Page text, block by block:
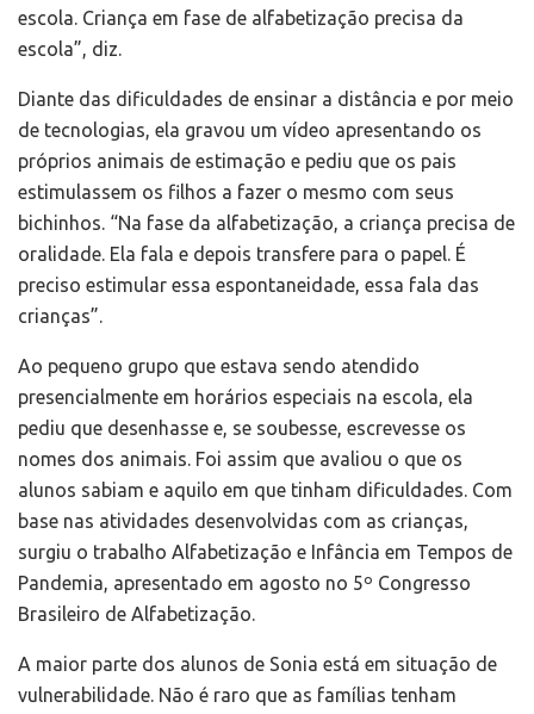
escola. Criança em fase de alfabetização precisa da
escola”, diz.
Diante das dificuldades de ensinar a distância e por meio
de tecnologias, ela gravou um vídeo apresentando os
próprios animais de estimação e pediu que os pais
estimulassem os filhos a fazer o mesmo com seus
bichinhos. “Na fase da alfabetização, a criança precisa de
oralidade. Ela fala e depois transfere para o papel. É
preciso estimular essa espontaneidade, essa fala das
crianças”.
Ao pequeno grupo que estava sendo atendido
presencialmente em horários especiais na escola, ela
pediu que desenhasse e, se soubesse, escrevesse os
nomes dos animais. Foi assim que avaliou o que os
alunos sabiam e aquilo em que tinham dificuldades. Com
base nas atividades desenvolvidas com as crianças,
surgiu o trabalho Alfabetização e Infância em Tempos de
Pandemia, apresentado em agosto no 5º Congresso
Brasileiro de Alfabetização.
A maior parte dos alunos de Sonia está em situação de
vulnerabilidade. Não é raro que as famílias tenham